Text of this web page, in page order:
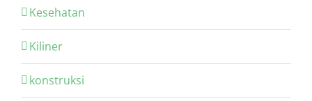
Kesehatan
Kiliner
konstruksi